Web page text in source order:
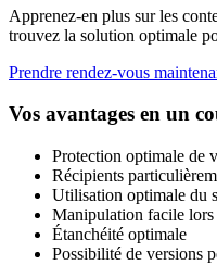
Apprenez-en plus sur les
trouvez la solution optimale
Prendre rendez-vous
Vos avantages en un
Protection optimale de
Récipients
Utilisation optimale du
Manipulation facile lors
Étanchéité optimale
Possibilité de versions